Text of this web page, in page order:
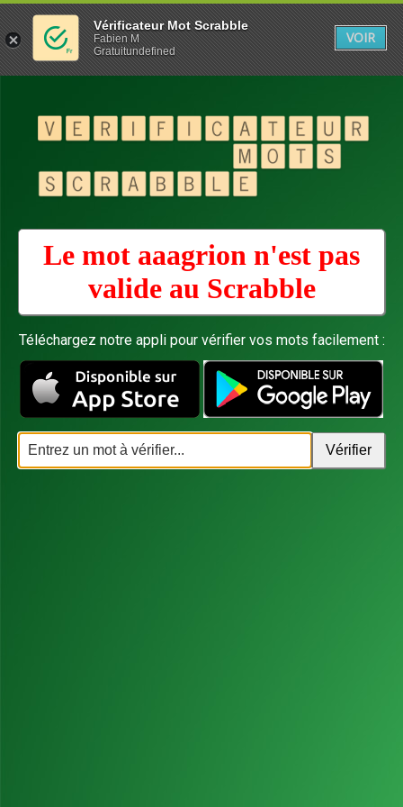
Le mot aaagrion n'est pas
valide au Scrabble
Téléchargez notre appli pour vérifier vos mots facilement :
Vérificateur Mot Scrabble
Fabien M
Gratuitundefined
VOIR